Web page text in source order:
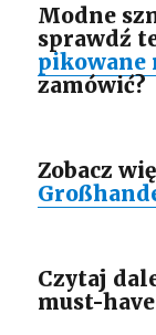
Modne
sprawdź
pikowane
zamówić?
Zobacz
Czytaj
must-